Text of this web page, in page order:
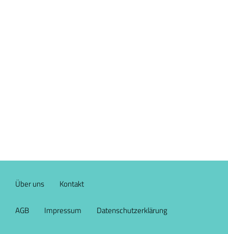
Über uns Kontakt
AGB Impressum Datenschutzerklärung